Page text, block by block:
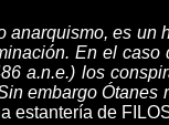
anarquismo, es un
En el
a.n.e.) los
embargo Ótanes
estantería de